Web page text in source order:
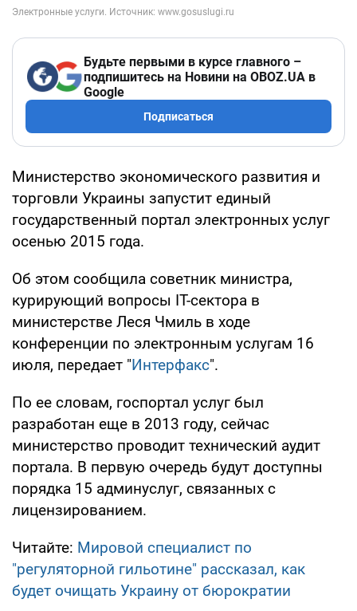
Будьте первыми в курсе главного –
подпишитесь на Новини на OBOZ.UA в
Google
Подписаться
Министерство экономического развития и
торговли Украины запустит единый
государственный портал электронных услуг
осенью 2015 года.
Об этом сообщила советник министра,
курирующий вопросы IT-сектора в
министерстве Леся Чмиль в ходе
конференции по электронным услугам 16
июля, передает "Интерфакс".
По ее словам, госпортал услуг был
разработан еще в 2013 году, сейчас
министерство проводит технический аудит
портала. В первую очередь будут доступны
порядка 15 админуслуг, связанных с
лицензированием.
Читайте: Мировой специалист по
"регуляторной гильотине" рассказал, как
будет очищать Украину от бюрократии